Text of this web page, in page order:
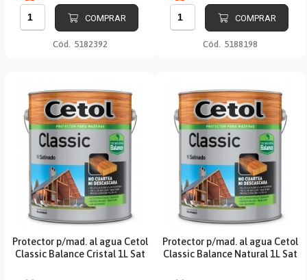
COMPRAR
Cód. 5182392
COMPRAR
Cód. 5188198
Protector p/mad. al agua Cetol
Classic Balance Cristal 1L Sat
Protector p/mad. al agua Cetol
Classic Balance Natural 1L Sat